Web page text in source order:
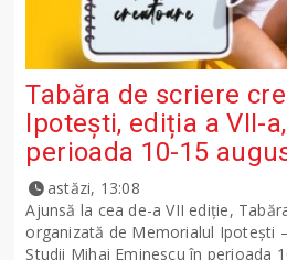
Tabăra de scriere
Ipotești, ediția a VII-
perioada 10-15
astăzi, 13:08
Ajunsă la cea de-a VII ediție,
organizată de Memorialul Ipotești
Studii Mihai Eminescu în perioada